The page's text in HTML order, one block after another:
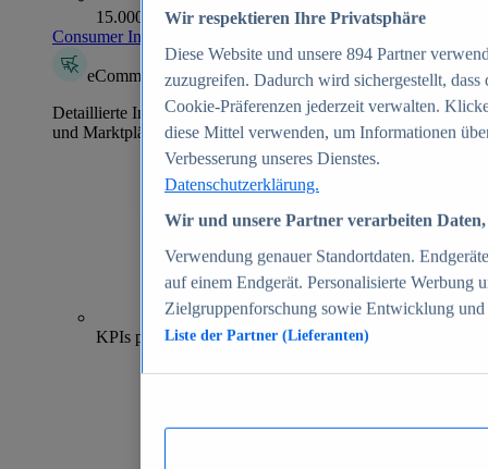
15.000+ Marken
Consumer Insights entdecken
eCommerce Insights
Detaillierte Informationen zu mehr als 39.000 Online-Shops
und Marktplätzen
70+
KPIs pro Shop
Wir respektieren Ihre Privatsphäre
Diese Website und unsere 894 Partner
zuzugreifen. Dadurch wird sichergestellt,
Cookie-Präferenzen jederzeit verwalten.
diese Mittel verwenden, um Informationen
Verbesserung unseres Dienstes.
Datenschutzerklärung.
Wir und unsere Partner verarbeiten
Verwendung genauer Standortdaten.
auf einem Endgerät. Personalisierte Werbung
Zielgruppenforschung sowie Entwicklung
Liste der Partner (Lieferanten)